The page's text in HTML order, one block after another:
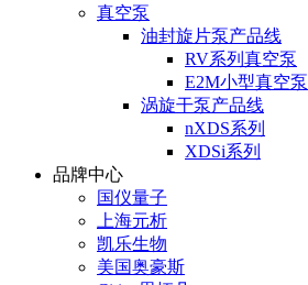
真空泵
油封旋片泵产品线
RV系列真空泵
E2M小型真空泵
涡旋干泵产品线
nXDS系列
XDSi系列
品牌中心
国仪量子
上海元析
凯乐生物
美国奥豪斯